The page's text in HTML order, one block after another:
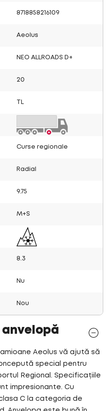
8718858216109
Aeolus
NEO ALLROADS D+
20
Curse regionale
Radial
9.75
M+S
8.3
Nu
Nou
Aeolus vă ajută să
special pentru
Regional. Specificațiile
impresionante. Cu
C la categoria de